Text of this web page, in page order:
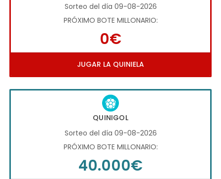
Sorteo del día 09-08-2026
PRÓXIMO BOTE MILLONARIO:
0€
JUGAR LA QUINIELA
QUINIGOL
Sorteo del día 09-08-2026
PRÓXIMO BOTE MILLONARIO:
40.000€